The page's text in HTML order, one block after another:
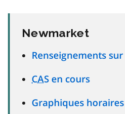
Newmarket
Renseignements
CAS en cours
Graphiques